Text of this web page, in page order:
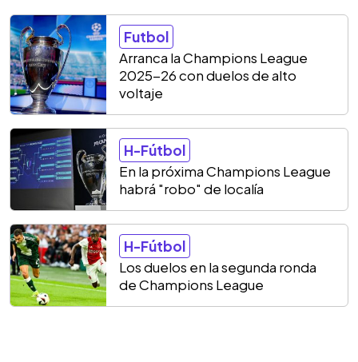
Futbol
Arranca la Champions League
2025-26 con duelos de alto
voltaje
H-Fútbol
En la próxima Champions League
habrá "robo" de localía
H-Fútbol
Los duelos en la segunda ronda
de Champions League